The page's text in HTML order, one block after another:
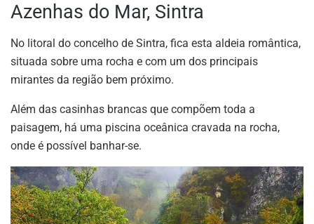
Azenhas do Mar, Sintra
No litoral do concelho de Sintra, fica esta aldeia romântica,
situada sobre uma rocha e com um dos principais
mirantes da região bem próximo.
Além das casinhas brancas que compõem toda a
paisagem, há uma piscina oceânica cravada na rocha,
onde é possível banhar-se.